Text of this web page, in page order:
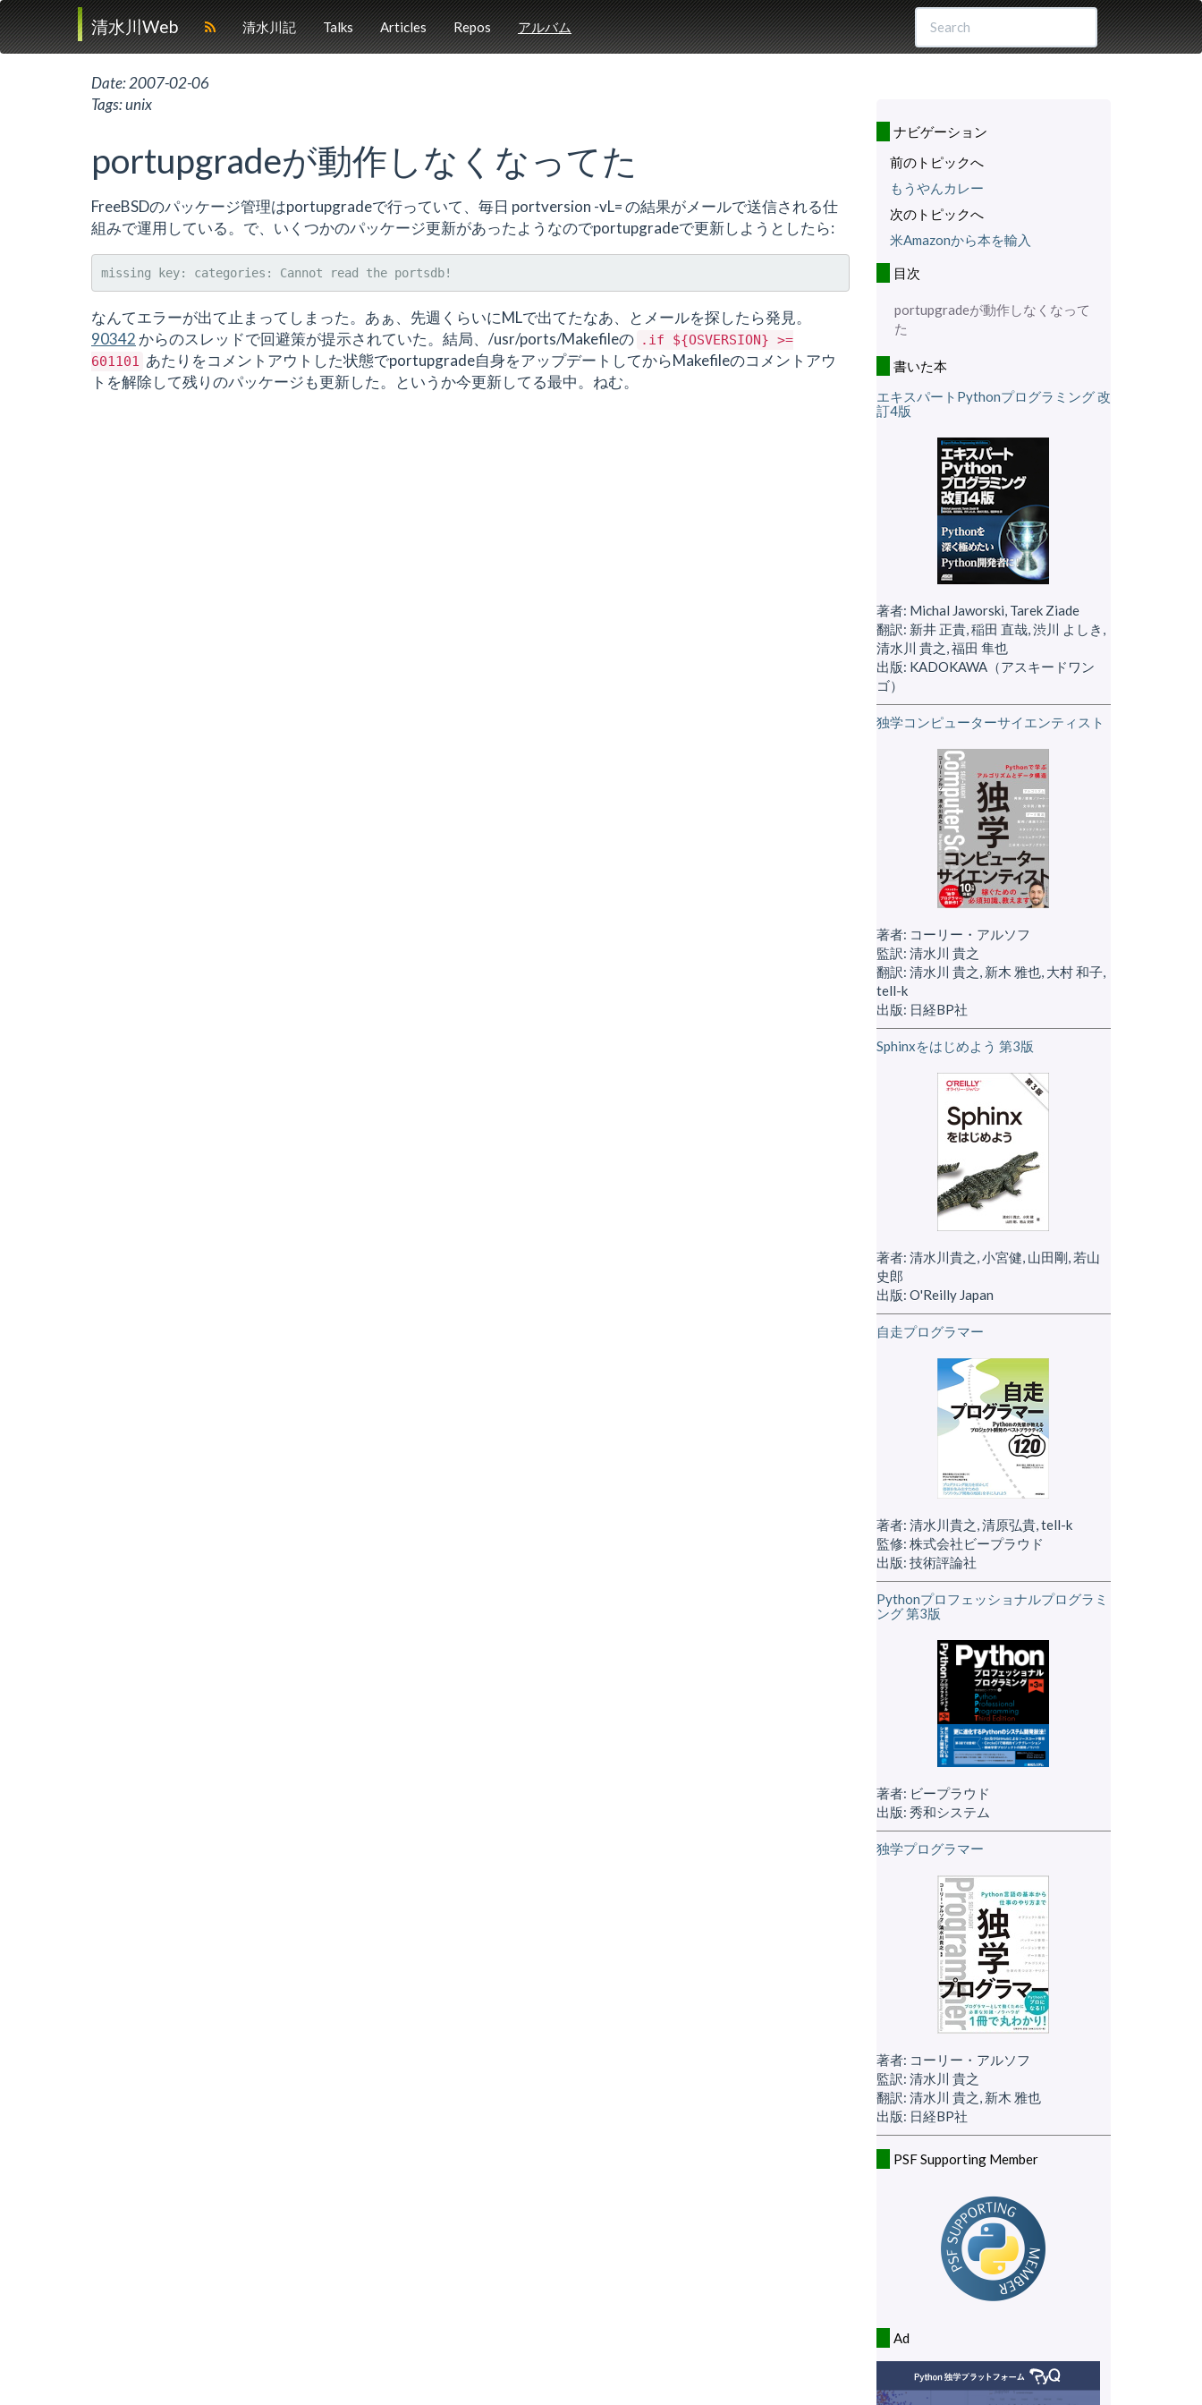
清水川Web 清水川記 Talks Articles Repos アルバム
Date:2007-02-06
Tags:unix
portupgradeが動作しなくなってた
FreeBSDのパッケージ管理はportupgradeで行っていて、毎日 portversion -vL= の結果がメールで送信される仕
組みで運用している。で、いくつかのパッケージ更新があったようなのでportupgradeで更新しようとしたら:
なんてエラーが出て止まってしまった。あぁ、先週くらいにMLで出てたなあ、とメールを探したら発見。
90342 からのスレッドで回避策が提示されていた。結局、/usr/ports/Makefileの .if ${OSVERSION} >=
601101
あたりをコメントアウトした状態でportupgrade自身をアップデートしてからMakefileのコメントアウ
トを解除して残りのパッケージも更新した。というか今更新してる最中。ねむ。
ナビゲーション
前のトピックへ
もうやんカレー
次のトピックへ
米Amazonから本を輸入
目次
portupgradeが動作しなくなって
た
書いた本
エキスパートPythonプログラミング 改
訂4版
著者: Michal Jaworski, Tarek Ziade
翻訳: 新井 正貴, 稲田 直哉, 渋川 よしき,
清水川 貴之, 福田 隼也
出版: KADOKAWA（アスキードワン
ゴ）
独学コンピューターサイエンティスト
著者: コーリー・アルソフ
監訳: 清水川 貴之
翻訳: 清水川 貴之, 新木 雅也, 大村 和子,
tell-k
出版: 日経BP社
Sphinxをはじめよう 第3版
著者: 清水川貴之, 小宮健, 山田剛, 若山
史郎
出版: O'Reilly Japan
自走プログラマー
著者: 清水川貴之, 清原弘貴, tell-k
監修: 株式会社ビープラウド
出版: 技術評論社
Pythonプロフェッショナルプログラミ
ング 第3版
著者: ビープラウド
出版: 秀和システム
独学プログラマー
著者: コーリー・アルソフ
監訳: 清水川 貴之
翻訳: 清水川 貴之, 新木 雅也
出版: 日経BP社
PSF Supporting Member
Ad